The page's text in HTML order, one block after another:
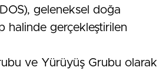
geleneksel doğa
halinde gerçekleştirilen
ve Yürüyüş Grubu olarak